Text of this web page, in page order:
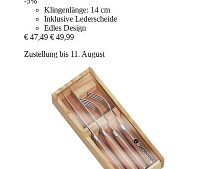
Klingenlänge: 14 cm
Inklusive Lederscheide
Edles Design
€ 47,49 € 49,99
Zustellung bis 11. August